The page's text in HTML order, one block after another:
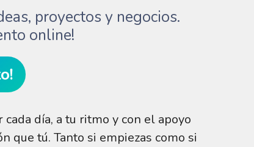
proyectos y negocios.
online!
día, a tu ritmo y con el apoyo
que tú. Tanto si empiezas como si